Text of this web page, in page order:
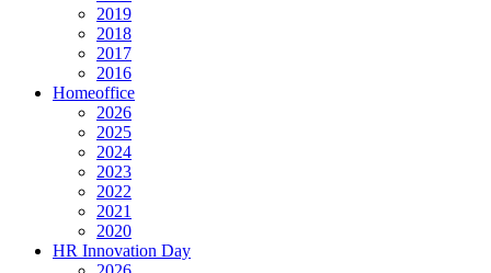
2019
2018
2017
2016
Homeoffice
2026
2025
2024
2023
2022
2021
2020
HR Innovation Day